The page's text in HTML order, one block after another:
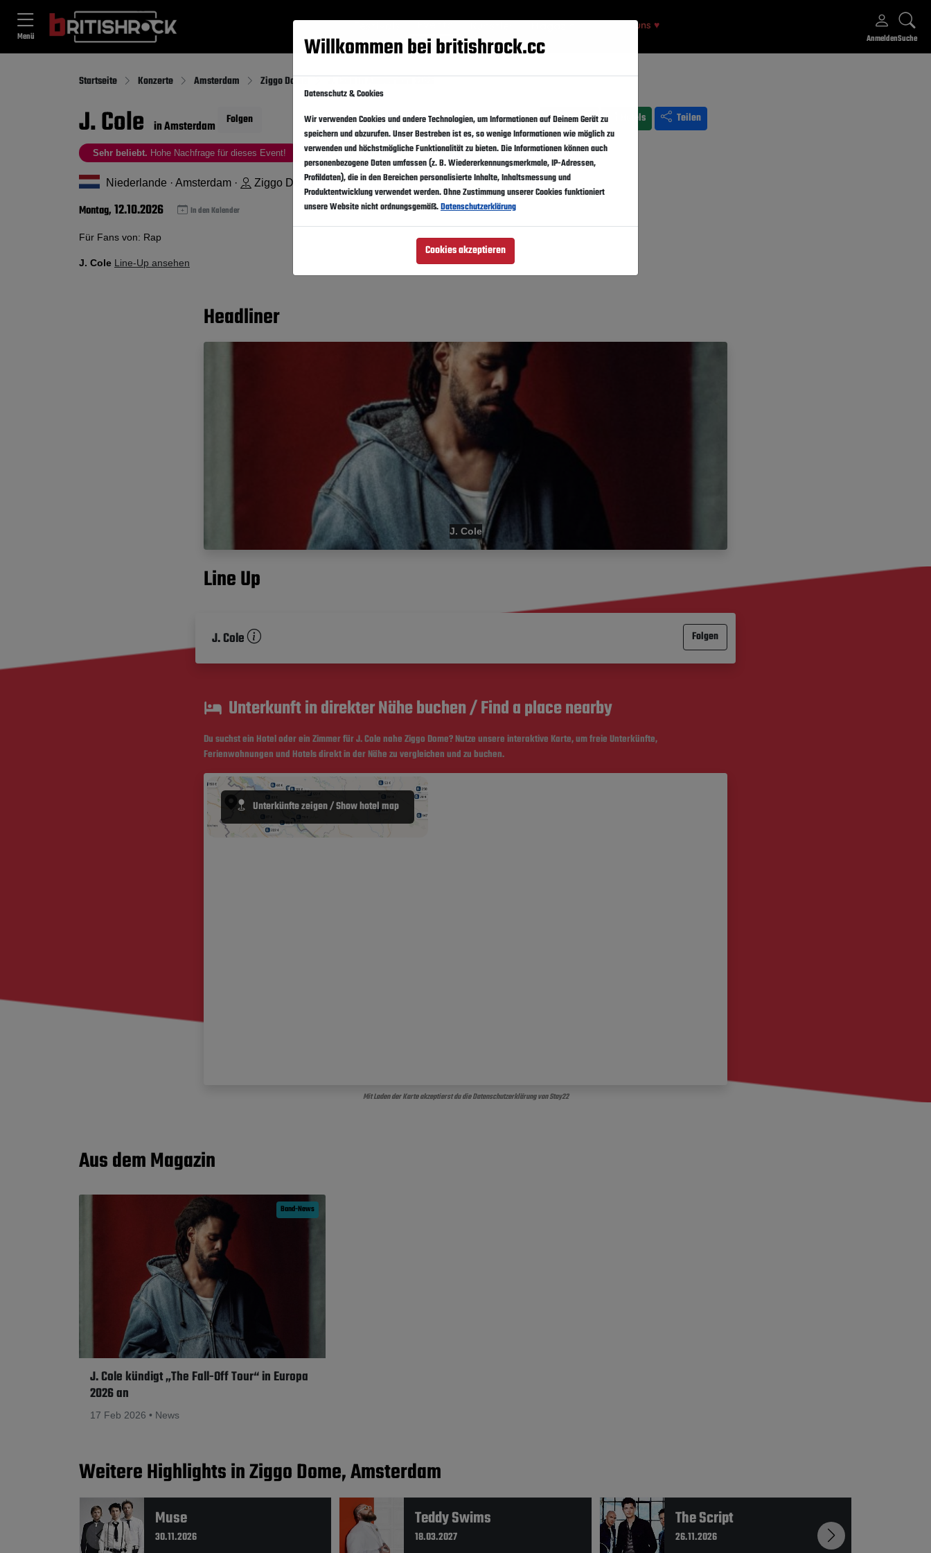
Menü
Events Supporte uns ♥
AnmeldenSuche
Startseite Konzerte Amsterdam Ziggo Dome J. Cole in Amsterdam 2026
J. Cole in Amsterdam Folgen
Sehr beliebt. Hohe Nachfrage für dieses Event!
Niederlande · Amsterdam · Ziggo Dome
Montag, 12.10.2026 In den Kalender
Für Fans von: Rap
J. Cole Line-Up ansehen
Website Hotels Teilen
Headliner
J. Cole
Line Up
J. Cole Folgen
Unterkunft in direkter Nähe buchen / Find a place nearby
Du suchst ein Hotel oder ein Zimmer für J. Cole naheZiggo Dome? Nutze unsere interaktive Karte, um freie Unterkünfte,
Ferienwohnungen und Hotels direkt in der Nähe zu vergleichen und zu buchen.
Unterkünfte zeigen / Show hotel map
Mit Laden der Karte akzeptierst du die Datenschutzerklärung von Stay22
Aus dem Magazin
Band-News
J. Cole kündigt „The Fall-Off Tour“ in Europa
2026 an
17 Feb 2026 • News
Weitere Highlights in Ziggo Dome, Amsterdam
Muse
30.11.2026
Teddy Swims
18.03.2027
The Script
26.11.2026
Willkommen bei britishrock.cc
Datenschutz & Cookies
Wir verwenden Cookies und andere Technologien, um Informationen auf Deinem Gerät zu
speichern und abzurufen. Unser Bestreben ist es, so wenige Informationen wie möglich zu
verwenden und höchstmögliche Funktionalität zu bieten. Die Informationen können auch
personenbezogene Daten umfassen (z. B. Wiedererkennungsmerkmale, IP-Adressen,
Profildaten), die in den Bereichen personalisierte Inhalte, Inhaltsmessung und
Produktentwicklung verwendet werden. Ohne Zustimmung unserer Cookies funktioniert
unsere Website nicht ordnungsgemäß.Datenschutzerklärung
Cookies akzeptieren